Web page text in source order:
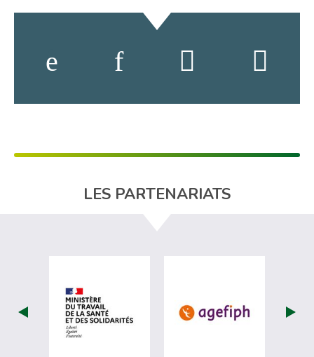
LES PARTENARIATS
visiter les site de Ministère du travail
visiter les